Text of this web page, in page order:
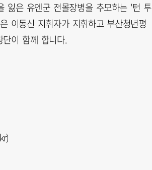
잃은 유엔군 전몰장병을 추모하는 '턴 투
이동신 지휘자가 지휘하고 부산청년평
이 함께 합니다.